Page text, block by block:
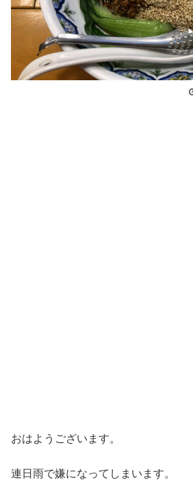
おはようございます。
連日雨で嫌になってしまいます。